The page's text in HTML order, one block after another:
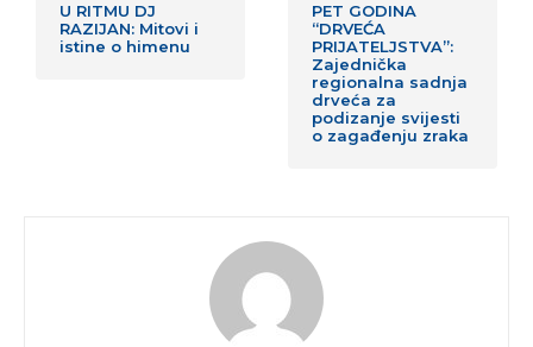
U RITMU DJ
RAZIJAN: Mitovi i
istine o himenu
PET GODINA
“DRVEĆA
PRIJATELJSTVA”:
Zajednička
regionalna sadnja
drveća za
podizanje svijesti
o zagađenju zraka